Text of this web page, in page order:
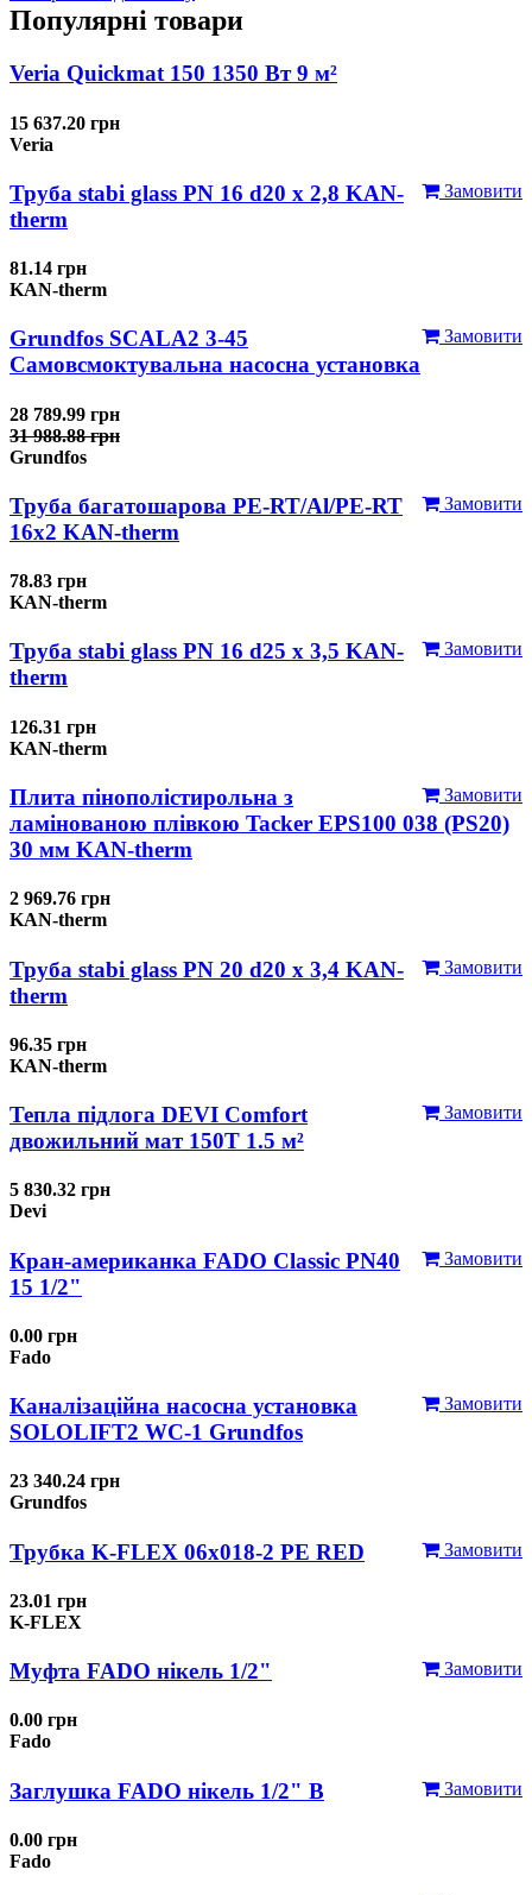
Популярні товари
Veria Quickmat 150 1350 Вт 9 м²
15 637.20 грн
Veria
Замовити
Труба stabi glass PN 16 d20 х 2,8 KAN-
therm
81.14 грн
KAN-therm
Замовити
Grundfos SCALA2 3-45
Самовсмоктувальна насосна установка
28 789.99 грн
31 988.88 грн
Grundfos
Замовити
Труба багатошарова PE-RT/Al/PE-RT
16x2 KAN-therm
78.83 грн
KAN-therm
Замовити
Труба stabi glass PN 16 d25 х 3,5 KAN-
therm
126.31 грн
KAN-therm
Замовити
Плита пінополістирольна з
ламінованою плівкою Tacker EPS100 038 (PS20)
30 мм KAN-therm
2 969.76 грн
KAN-therm
Замовити
Труба stabi glass PN 20 d20 х 3,4 KAN-
therm
96.35 грн
KAN-therm
Замовити
Тепла підлога DEVI Comfort
двожильний мат 150T 1.5 м²
5 830.32 грн
Devi
Замовити
Кран-американка FADO Classic PN40
15 1/2"
0.00 грн
Fado
Замовити
Каналізаційна насосна установка
SOLOLIFT2 WC-1 Grundfos
23 340.24 грн
Grundfos
Замовити
Трубка K-FLEX 06x018-2 РЕ RED
23.01 грн
K-FLEX
Замовити
Муфта FADO нікель 1/2"
0.00 грн
Fado
Замовити
Заглушка FADO нікель 1/2" В
0.00 грн
Fado